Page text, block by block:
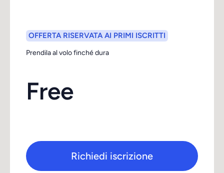
OFFERTA RISERVATA AI PRIMI ISCRITTI
Prendila al volo finché dura
Free
Richiedi iscrizione